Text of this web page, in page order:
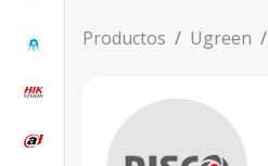
Productos Ugreen